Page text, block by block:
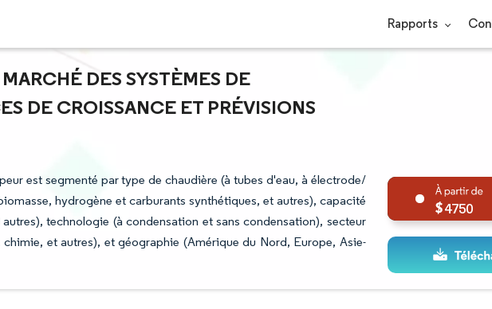
Rapports
DES SYSTÈMES DE
DE CROISSANCE ET PRÉVISIONS
est segmenté par type de chaudière (à tubes d'eau, à électrode/
hydrogène et carburants synthétiques, et autres), capacité
technologie (à condensation et sans condensation), secteur
et autres), et géographie (Amérique du Nord, Europe, Asie-
4750